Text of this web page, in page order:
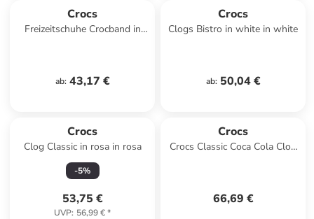
Crocs
Freizeitschuhe Crocband in
ab: 43,17 €
Crocs
Clogs Bistro in white in white
ab: 50,04 €
Crocs
Clog Classic in rosa in rosa
-5%
53,75 €
UVP: 56,99 €*
Crocs
Crocs Classic Coca Cola Clog
66,69 €